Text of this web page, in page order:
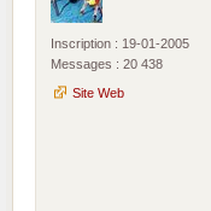
Inscription : 19-01-2005
Messages : 20 438
Site Web